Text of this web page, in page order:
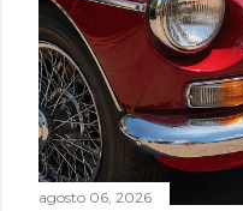
agosto 06, 2026